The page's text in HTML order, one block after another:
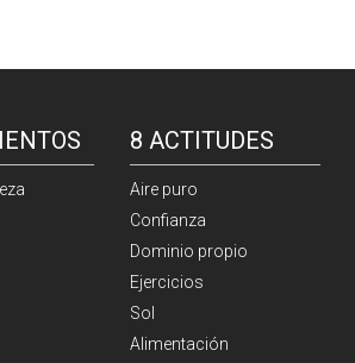
8 ACTITUDES
Aire puro
Confianza
Dominio propio
Ejercicios
Sol
Alimentación